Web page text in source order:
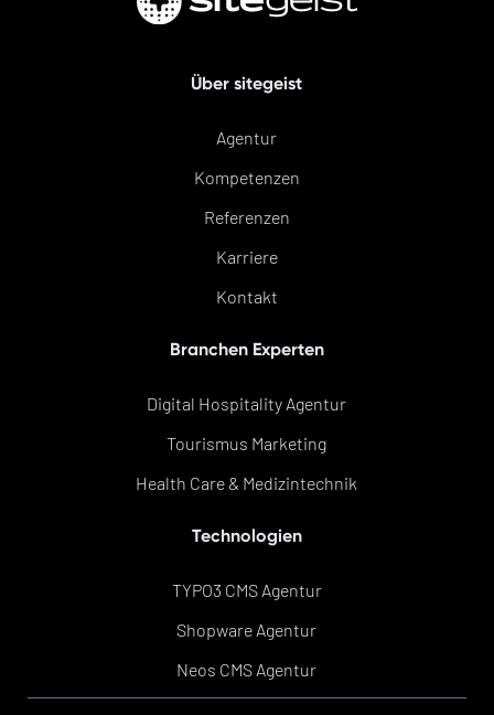
Über sitegeist
Agentur
Kompetenzen
Referenzen
Karriere
Kontakt
Branchen Experten
Digital Hospitality Agentur
Tourismus Marketing
Health Care & Medizintechnik
Technologien
TYPO3 CMS Agentur
Shopware Agentur
Neos CMS Agentur